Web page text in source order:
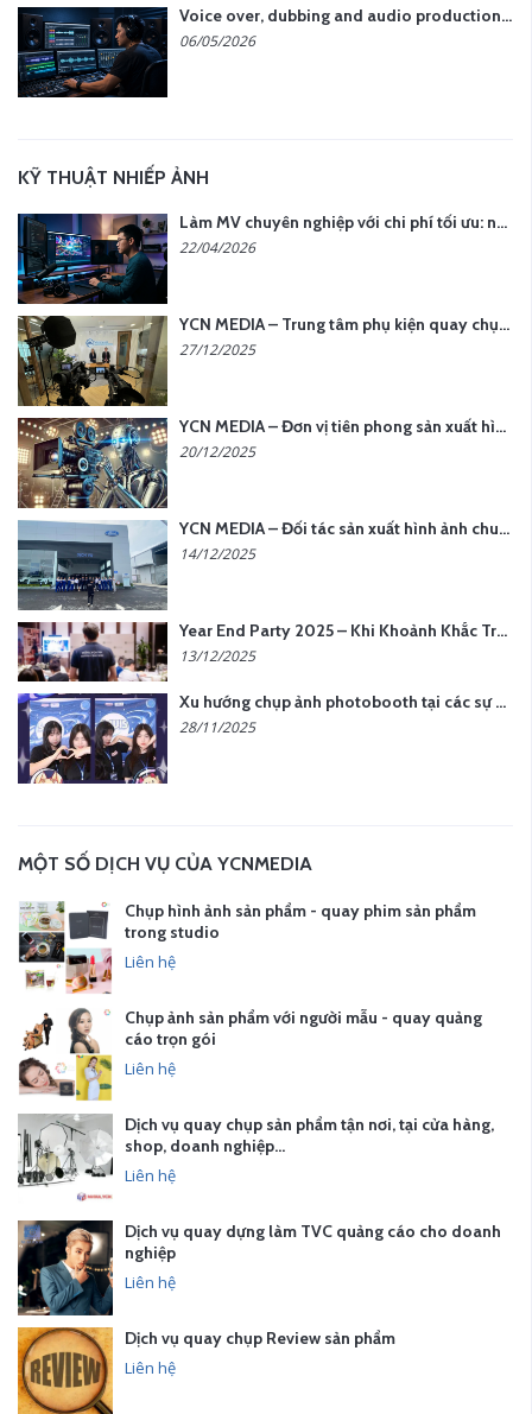
Voice over, dubbing and audio production services in Vietnam for global content
06/05/2026
KỸ THUẬT NHIẾP ẢNH
Làm MV chuyên nghiệp với chi phí tối ưu: nên chọn quay thực tế hay video AI?
22/04/2026
YCN MEDIA – Trung tâm phụ kiện quay chụp tại Hà Nội
27/12/2025
YCN MEDIA – Đơn vị tiên phong sản xuất hình ảnh & âm thanh bằng AI tại Hà Nội
20/12/2025
YCN MEDIA – Đối tác sản xuất hình ảnh chuyên nghiệp cho doanh nghiệp tại Hà Nội
14/12/2025
Year End Party 2025 – Khi Khoảnh Khắc Trở Thành Dấu Ấn | Gói Ưu Đãi Tháng 12 Từ YCN Media
13/12/2025
Xu hướng chụp ảnh photobooth tại các sự kiện hiện nay
28/11/2025
MỘT SỐ DỊCH VỤ CỦA YCNMEDIA
Chụp hình ảnh sản phẩm - quay phim sản phẩm
trong studio
Liên hệ
Chụp ảnh sản phẩm với người mẫu - quay quảng
cáo trọn gói
Liên hệ
Dịch vụ quay chụp sản phẩm tận nơi, tại cửa hàng,
shop, doanh nghiệp…
Liên hệ
Dịch vụ quay dựng làm TVC quảng cáo cho doanh
nghiệp
Liên hệ
Dịch vụ quay chụp Review sản phẩm
Liên hệ